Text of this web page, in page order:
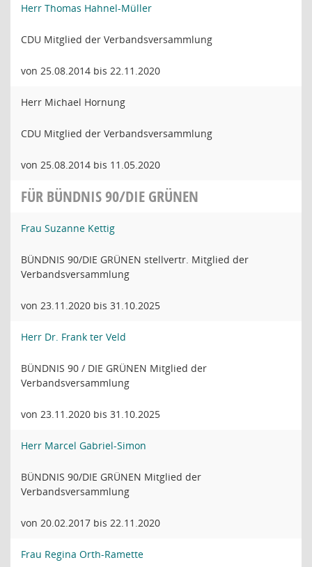
Herr Thomas Hahnel-Müller
CDU Mitglied der Verbandsversammlung
von 25.08.2014 bis 22.11.2020
Herr Michael Hornung
CDU Mitglied der Verbandsversammlung
von 25.08.2014 bis 11.05.2020
FÜR BÜNDNIS 90/DIE GRÜNEN
Frau Suzanne Kettig
BÜNDNIS 90/DIE GRÜNEN stellvertr. Mitglied der
Verbandsversammlung
von 23.11.2020 bis 31.10.2025
Herr Dr. Frank ter Veld
BÜNDNIS 90 / DIE GRÜNEN Mitglied der
Verbandsversammlung
von 23.11.2020 bis 31.10.2025
Herr Marcel Gabriel-Simon
BÜNDNIS 90/DIE GRÜNEN Mitglied der
Verbandsversammlung
von 20.02.2017 bis 22.11.2020
Frau Regina Orth-Ramette